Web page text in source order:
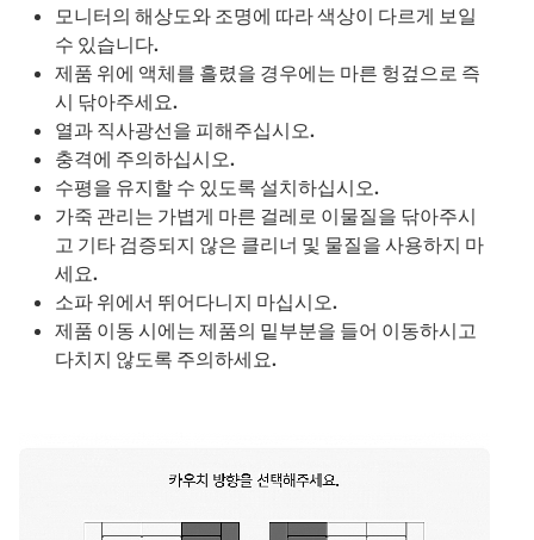
모니터의 해상도와 조명에 따라 색상이 다르게 보일
수 있습니다.
제품 위에 액체를 흘렸을 경우에는 마른 헝겊으로 즉
시 닦아주세요.
열과 직사광선을 피해주십시오.
충격에 주의하십시오.
수평을 유지할 수 있도록 설치하십시오.
가죽 관리는 가볍게 마른 걸레로 이물질을 닦아주시
고 기타 검증되지 않은 클리너 및 물질을 사용하지 마
세요.
소파 위에서 뛰어다니지 마십시오.
제품 이동 시에는 제품의 밑부분을 들어 이동하시고
다치지 않도록 주의하세요.